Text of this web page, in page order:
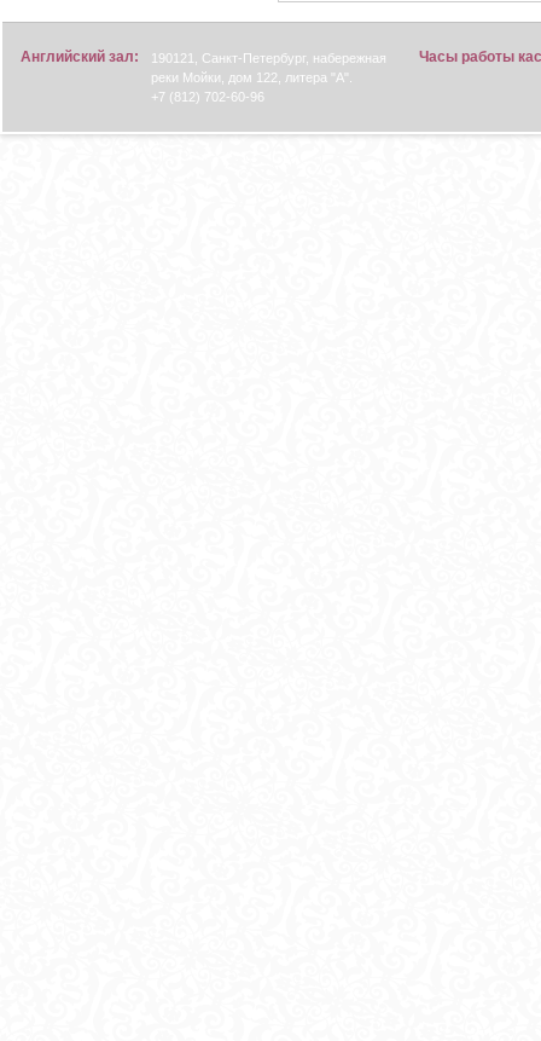
Английский зал:
190121, Санкт-Петербург, набережная
реки Мойки, дом 122, литера "А".
+7 (812) 702-60-96
Часы работы